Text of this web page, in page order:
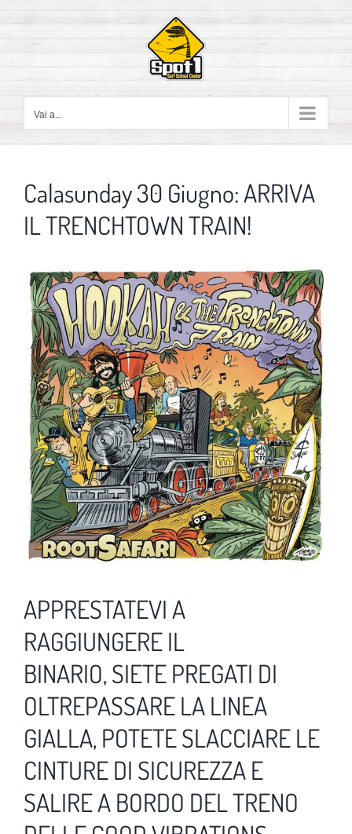
contenuto
Vai a...
Calasunday 30 Giugno: ARRIVA
IL TRENCHTOWN TRAIN!
Ingrandisci
immagine
APPRESTATEVI A
RAGGIUNGERE IL
BINARIO, SIETE PREGATI DI
OLTREPASSARE LA LINEA
GIALLA, POTETE SLACCIARE LE
CINTURE DI SICUREZZA E
SALIRE A BORDO DEL TRENO